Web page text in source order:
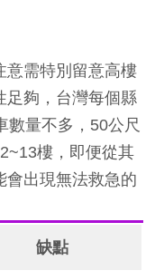
意需特別留意高樓
足夠，台灣每個縣
數量不多，50公尺
樓，即便從其
會出現無法救急的
缺點